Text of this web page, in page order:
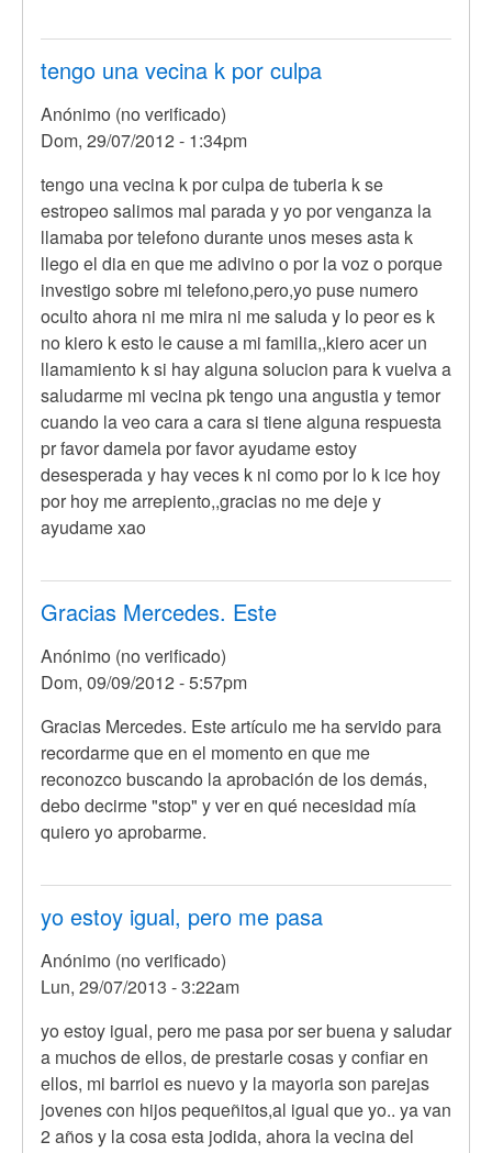
tengo una vecina k por culpa
Anónimo (no verificado)
Dom, 29/07/2012 - 1:34pm
tengo una vecina k por culpa de tuberia k se
estropeo salimos mal parada y yo por venganza la
llamaba por telefono durante unos meses asta k
llego el dia en que me adivino o por la voz o porque
investigo sobre mi telefono,pero,yo puse numero
oculto ahora ni me mira ni me saluda y lo peor es k
no kiero k esto le cause a mi familia,,kiero acer un
llamamiento k si hay alguna solucion para k vuelva a
saludarme mi vecina pk tengo una angustia y temor
cuando la veo cara a cara si tiene alguna respuesta
pr favor damela por favor ayudame estoy
desesperada y hay veces k ni como por lo k ice hoy
por hoy me arrepiento,,gracias no me deje y
ayudame xao
Gracias Mercedes. Este
Anónimo (no verificado)
Dom, 09/09/2012 - 5:57pm
Gracias Mercedes. Este artículo me ha servido para
recordarme que en el momento en que me
reconozco buscando la aprobación de los demás,
debo decirme "stop" y ver en qué necesidad mía
quiero yo aprobarme.
yo estoy igual, pero me pasa
Anónimo (no verificado)
Lun, 29/07/2013 - 3:22am
yo estoy igual, pero me pasa por ser buena y saludar
a muchos de ellos, de prestarle cosas y confiar en
ellos, mi barrioi es nuevo y la mayoria son parejas
jovenes con hijos pequeñitos,al igual que yo.. ya van
2 años y la cosa esta jodida, ahora la vecina del